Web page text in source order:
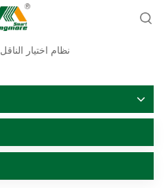
نظام اختيار الناقل